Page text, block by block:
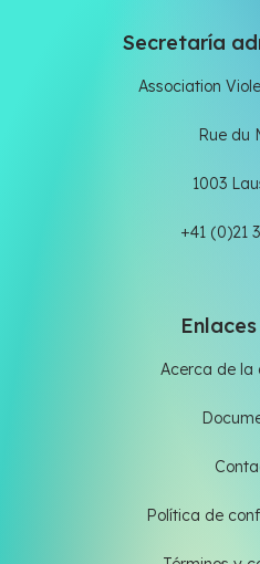
Secretaría
Association
Rue du
1003
+41 (0)21
Acerca de la
Política de